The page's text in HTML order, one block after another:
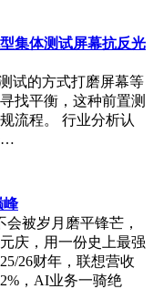
集体测试屏幕抗反光
试的方式打磨屏幕等
找平衡，这种前置测
流程。 行业分析认
…
峰
被岁月磨平锋芒，
庆，用一份史上最强
26财年，联想营收
，AI业务一骑绝